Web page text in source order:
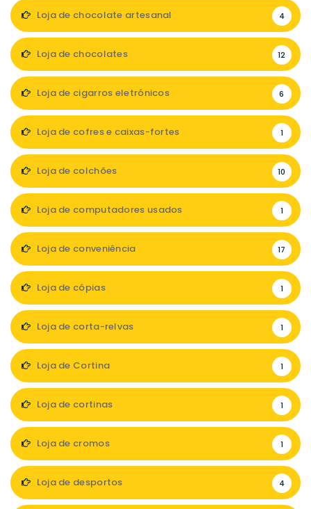
Loja de chocolate artesanal 4
Loja de chocolates 12
Loja de cigarros eletrónicos 6
Loja de cofres e caixas-fortes 1
Loja de colchões 10
Loja de computadores usados 1
Loja de conveniência 17
Loja de cópias 1
Loja de corta-relvas 1
Loja de Cortina 1
Loja de cortinas 1
Loja de cromos 1
Loja de desportos 4